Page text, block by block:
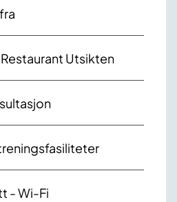
Utsikten
- Wi-Fi